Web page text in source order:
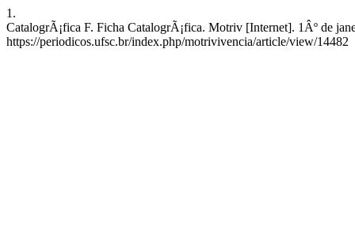
1.
CatalogrÃ¡fica F. Ficha CatalogrÃ¡fica. Motriv [Internet]. 1Âº de
https://periodicos.ufsc.br/index.php/motrivivencia/article/view/14482